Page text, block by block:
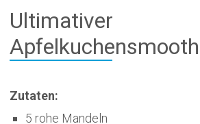
Ultimativer
Zutaten:
5 rohe Mandeln